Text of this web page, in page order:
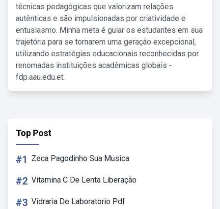
técnicas pedagógicas que valorizam relações
autênticas e são impulsionadas por criatividade e
entusiasmo. Minha meta é guiar os estudantes em sua
trajetória para se tornarem uma geração excepcional,
utilizando estratégias educacionais reconhecidas por
renomadas instituições acadêmicas globais -
fdp.aau.edu.et.
Top Post
#1 Zeca Pagodinho Sua Musica
#2 Vitamina C De Lenta Liberação
#3 Vidraria De Laboratorio Pdf